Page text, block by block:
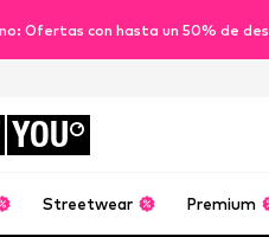
Ofertas con hasta un 50% de
YOU
Streetwear Premium